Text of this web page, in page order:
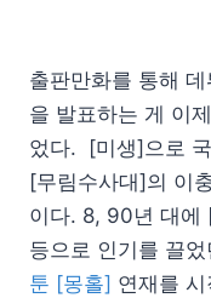
출판만화를 통해
을 발표하는 게 이
었다. [미생]으로
[무림수사대]의 이
이다. 8, 90년 대에
등으로 인기를 끌
툰 [몽홀] 연재를